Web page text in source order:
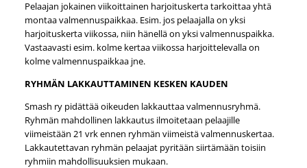
Pelaajan jokainen viikoittainen harjoituskerta tarkoittaa yhtä
montaa valmennuspaikkaa. Esim. jos pelaajalla on yksi
harjoituskerta viikossa, niin hänellä on yksi valmennuspaikka.
Vastaavasti esim. kolme kertaa viikossa harjoittelevalla on
kolme valmennuspaikkaa jne.
RYHMÄN LAKKAUTTAMINEN KESKEN KAUDEN
Smash ry pidättää oikeuden lakkauttaa valmennusryhmä.
Ryhmän mahdollinen lakkautus ilmoitetaan pelaajille
viimeistään 21 vrk ennen ryhmän viimeistä valmennuskertaa.
Lakkautettavan ryhmän pelaajat pyritään siirtämään toisiin
ryhmiin mahdollisuuksien mukaan.